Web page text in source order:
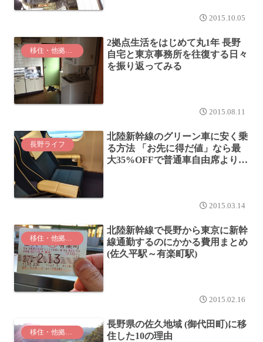
2015.10.05
移住・他拠点生活
2拠点生活をはじめて丸1年 長野
自宅と東京事務所を往復する日々
を振り返ってみる
2015.08.11
長野ライフ
北陸新幹線のグリーン車に安く乗
る方法 「お先に得だ値」なら最
大35%OFFで普通車自由席より安
2015.03.14
移住・他拠点生活
北陸新幹線で長野から東京に新幹
線通勤するのにかかる費用まとめ
(佐久平駅～有楽町駅)
2015.02.16
移住・他拠点生活
長野県の佐久地域 (御代田町)に移
住した10の理由